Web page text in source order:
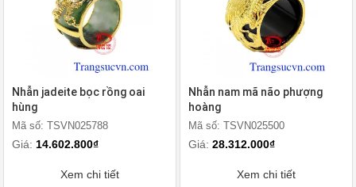
Nhẫn jadeite bọc rồng oai
hùng
Mã số: TSVN025788
Giá: 14.602.800₫
Xem chi tiết
Nhẫn nam mã não phượng
hoàng
Mã số: TSVN025500
Giá: 28.312.000₫
Xem chi tiết